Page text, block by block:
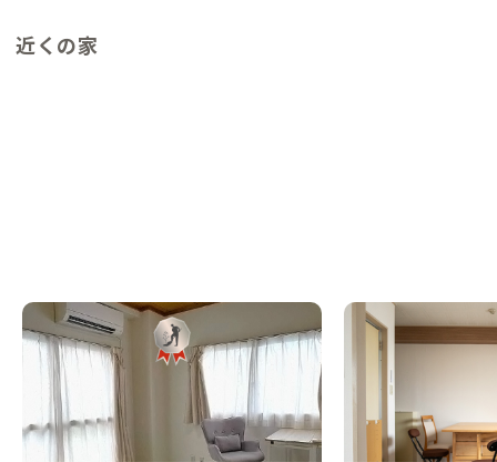
近くの家
西葛西A邸
東京都 その他
【駅徒歩10分】近隣で何でも揃う？便利す
ぎる立地にある家
この家からの距離 0km
西葛西C邸
【まるっと貸切専用
ンディア、東京観光
この家からの距離 0km